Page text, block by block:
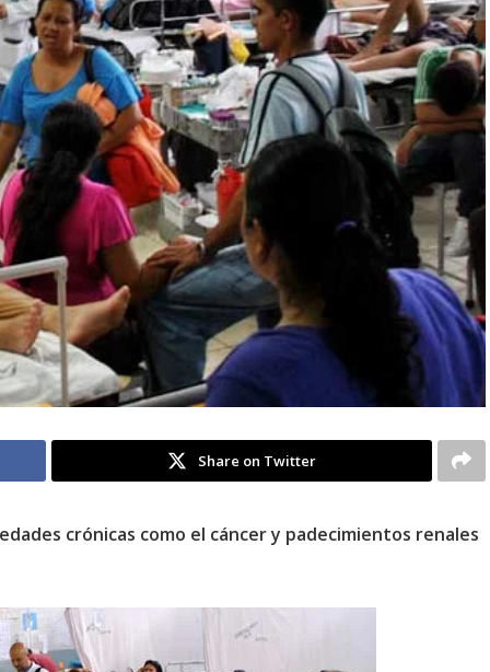
Share on Twitter
crónicas como el cáncer y padecimientos renales